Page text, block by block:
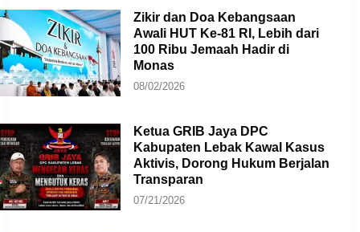
Zikir dan Doa Kebangsaan
Awali HUT Ke-81 RI, Lebih dari
100 Ribu Jemaah Hadir di
Monas
08/02/2026
Ketua GRIB Jaya DPC
Kabupaten Lebak Kawal Kasus
Aktivis, Dorong Hukum Berjalan
Transparan
07/21/2026